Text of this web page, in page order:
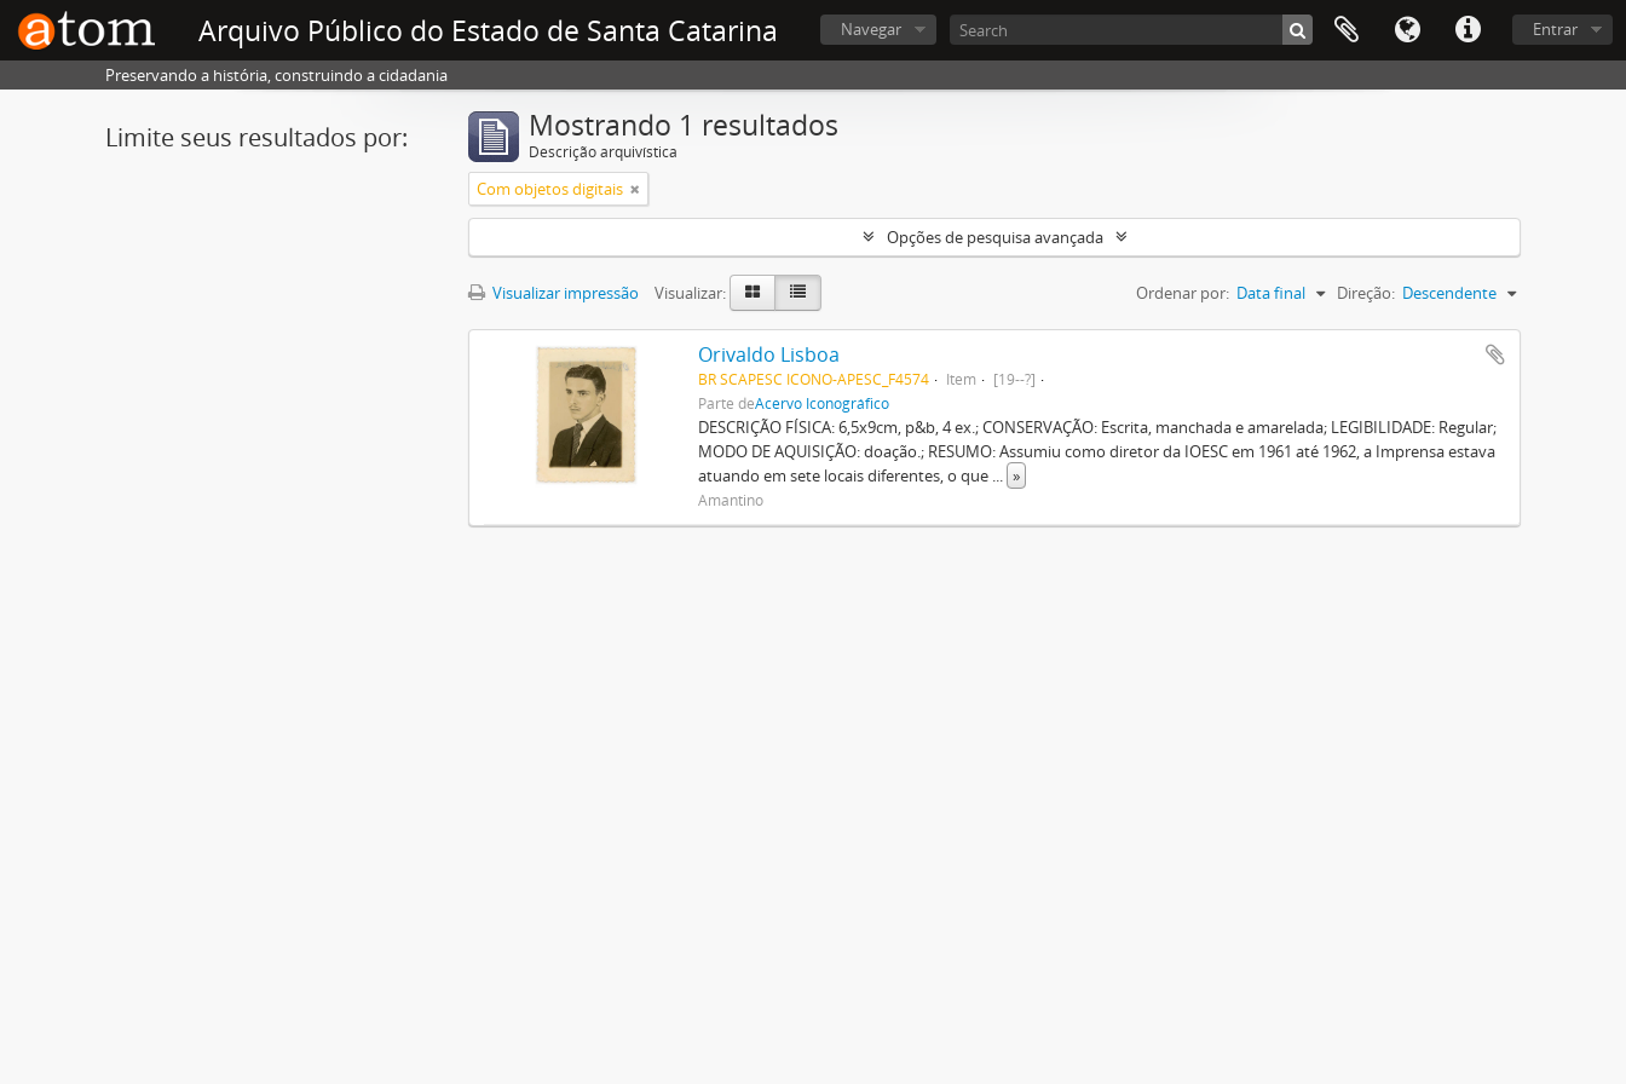
Arquivo Público do Estado de Santa Catarina Entrar
Navegar
Preservando a história, construindo a cidadania
Limite seus resultados por: Mostrando 1 resultados
Descrição arquivística
Com objetos digitais
Opções de pesquisa avançada
Visualizar impressão Visualizar: Ordenar por: Data final Direção: Descendente
Orivaldo Lisboa
BR SCAPESC ICONO-APESC_F4574 Item
[19--?]
Parte deAcervo Iconográfico
DESCRIÇÃO FÍSICA: 6,5x9cm, p&b, 4 ex.; CONSERVAÇÃO: Escrita, manchada e amarelada; LEGIBILIDADE: Regular;
MODO DE AQUISIÇÃO: doação.; RESUMO: Assumiu como diretor da IOESC em 1961 até 1962, a Imprensa estava
atuando em sete locais diferentes, o que ... »
Amantino